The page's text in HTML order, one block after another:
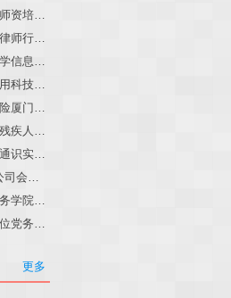
实验室聚餐庆祝暑假两期师资培训班圆满结束
林子雨老师应邀为广西某律师行业培训班做大模型和智能体讲座
林子雨老师应邀为厦门大学信息学院全国中学生夏令营做大模型讲座
林子雨老师应邀为广州应用科技学院做大模型和智能体讲座
林子雨老师应邀为人保财险厦门分公司做大模型和智能体讲座
林子雨老师应邀为厦门市残疾人联合会做大模型和智能体讲座
林子雨等编著《人工智能通识实践教程》教材官网
林子雨老师应邀为Jabra公司会议做大模型和智能体报告
林子雨老师应邀为空军勤务学院做大模型和智能体讲座
夏小云受邀为农业科研单位党务工作者作专题报告
更多